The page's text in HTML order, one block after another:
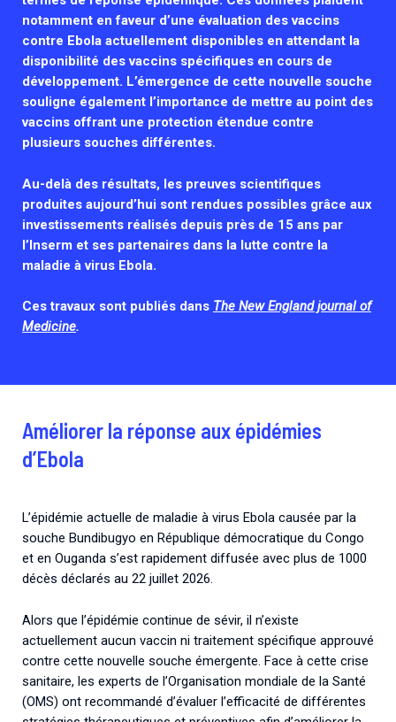
Associations de patient.e.s
Collaboration avec les acteurs communautaires
Cellule Émergence mpox
Ouverte depuis décembre 2023, pour suivre l'épidémie
en RDC, elle reste active suite à des cas à Mayotte et à
La Réunion.
Cellules Émergence
inactives.
notamment en faveur d’une évaluation des vaccins
contre Ebola actuellement disponibles en attendant la
disponibilité des vaccins spécifiques en cours de
développement. L’émergence de cette nouvelle souche
souligne également l’importance de mettre au point des
vaccins offrant une protection étendue contre
plusieurs souches différentes.
Au-delà des résultats, les preuves scientifiques
produites aujourd’hui sont rendues possibles grâce aux
investissements réalisés depuis près de 15 ans par
l’Inserm et ses partenaires dans la lutte contre la
maladie à virus Ebola.
Ces travaux sont publiés dans The New England journal of
Medicine.
Améliorer la réponse aux épidémies
d’Ebola
L’épidémie actuelle de maladie à virus Ebola causée par la
souche Bundibugyo en République démocratique du Congo
et en Ouganda s’est rapidement diffusée avec plus de 1000
décès déclarés au 22 juillet 2026.
Alors que l’épidémie continue de sévir, il n’existe
actuellement aucun vaccin ni traitement spécifique approuvé
contre cette nouvelle souche émergente. Face à cette crise
sanitaire, les experts de l’Organisation mondiale de la Santé
(OMS) ont recommandé d’évaluer l’efficacité de différentes